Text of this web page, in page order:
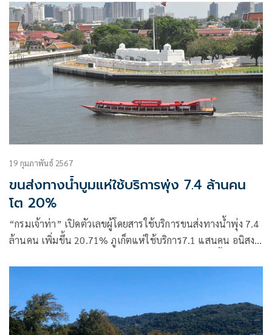
19 กุมภาพันธ์ 2567
ขนส่งทางน้ำบูมแห่ใช้บริการพุ่ง 7.4 ล้านคน
โต 20%
“กรมเจ้าท่า” เปิดตัวเลขผู้โดยสารใช้บริการขนส่งทางน้ำพุ่ง 7.4
ล้านคน เพิ่มขึ้น 20.71% ภูเก็ตแห่ใช้บริการ7.1 แสนคน อนิสงค์